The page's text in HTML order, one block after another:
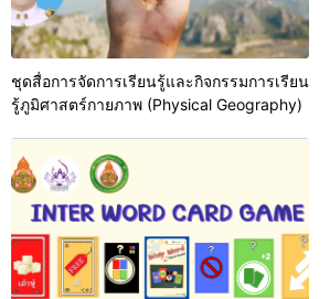
ชุดสื่อการจัดการเรียนรู้และกิจกรรมการเรียน
รู้ภูมิศาสตร์กายภาพ (Physical Geography)